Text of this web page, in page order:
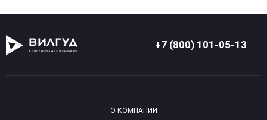
+7 (800) 101-05-13
О КОМПАНИИ